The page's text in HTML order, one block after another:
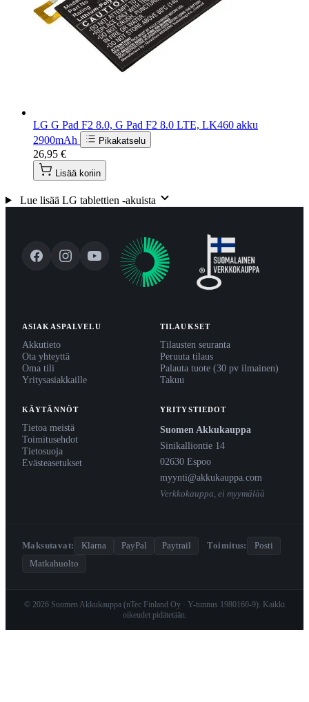
LG G Pad F2 8.0, G Pad F2 8.0 LTE, LK460 akku
2900mAh
Pikakatselu
26,95 €
Lisää koriin
Lue lisää LG tablettien -akuista
ASIAKASPALVELU
Akkutieto
Ota yhteyttä
Oma tili
Yritysasiakkaille
TILAUKSET
Tilausten seuranta
Peruuta tilaus
Palauta tuote (30 pv ilmainen)
Takuu
KÄYTÄNNÖT
Tietoa meistä
Toimitusehdot
Tietosuoja
Evästeasetukset
YRITYSTIEDOT
Suomen Akkukauppa
Sinikalliontie 14
02630 Espoo
myynti@akkukauppa.com
Verkkokauppa, ei myymälää
Maksutavat: Klarna PayPal Paytrail · Toimitus:
Posti
Matkahuolto
© 2026 Suomen Akkukauppa (nTec Finland Oy · Y-tunnus 1980160-9). Kaikki
oikeudet pidätetään.